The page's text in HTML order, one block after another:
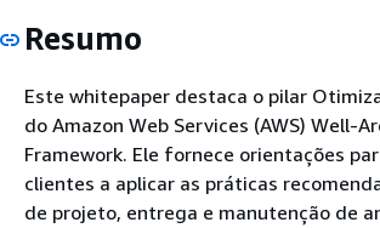
Resumo
Este whitepaper destaca o pilar
do Amazon Web Services (AWS) Well-
Framework. Ele fornece orientações
clientes a aplicar as práticas
de projeto, entrega e manutenção de